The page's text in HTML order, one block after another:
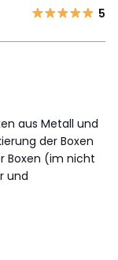
5
aus Metall und
der Boxen
Boxen (im nicht
und